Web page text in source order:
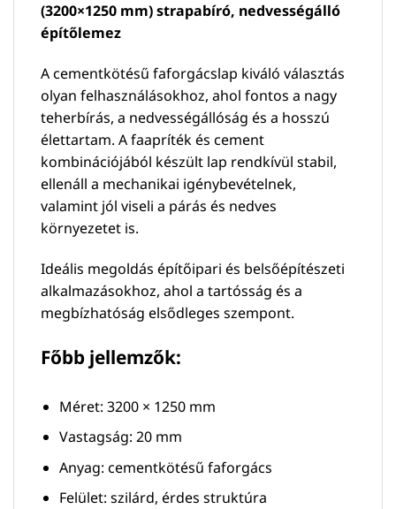
(3200×1250 mm) strapabíró, nedvességálló
építőlemez
A cementkötésű faforgácslap kiváló választás
olyan felhasználásokhoz, ahol fontos a nagy
teherbírás, a nedvességállóság és a hosszú
élettartam. A faapríték és cement
kombinációjából készült lap rendkívül stabil,
ellenáll a mechanikai igénybevételnek,
valamint jól viseli a párás és nedves
környezetet is.
Ideális megoldás építőipari és belsőépítészeti
alkalmazásokhoz, ahol a tartósság és a
megbízhatóság elsődleges szempont.
Főbb jellemzők:
Méret: 3200 × 1250 mm
Vastagság: 20 mm
Anyag: cementkötésű faforgács
Felület: szilárd, érdes struktúra